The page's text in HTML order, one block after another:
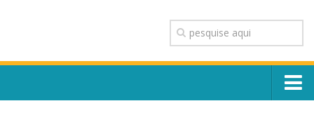
TRANSPARÊNCIA
OUVIDORIA
CONTATO